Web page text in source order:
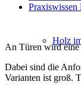
Holz
Praxiswissen
An Türen wird eine
Dabei sind die
Varianten ist groß.